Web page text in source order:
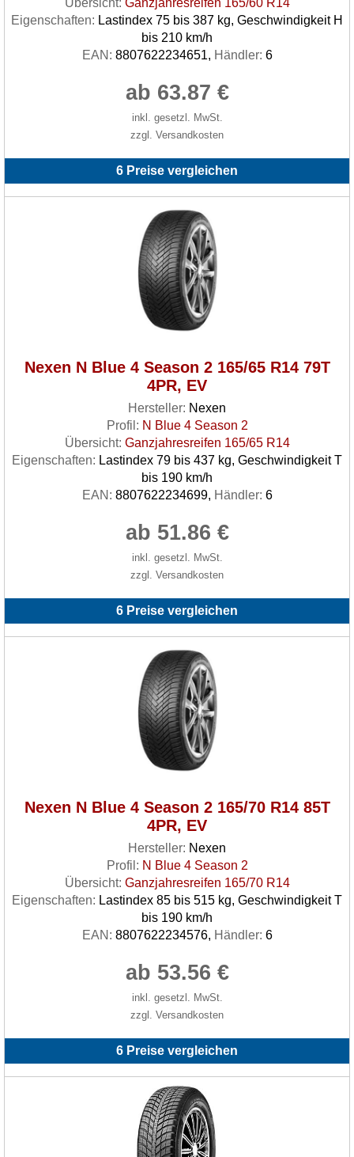
Übersicht: Ganzjahresreifen 165/60 R14
Eigenschaften: Lastindex 75 bis 387 kg, Geschwindigkeit H
bis 210 km/h
EAN: 8807622234651, Händler: 6
ab 63.87 €
inkl. gesetzl. MwSt.
zzgl. Versandkosten
6 Preise vergleichen
Nexen N Blue 4 Season 2 165/65 R14 79T
4PR, EV
Hersteller: Nexen
Profil: N Blue 4 Season 2
Übersicht: Ganzjahresreifen 165/65 R14
Eigenschaften: Lastindex 79 bis 437 kg, Geschwindigkeit T
bis 190 km/h
EAN: 8807622234699, Händler: 6
ab 51.86 €
inkl. gesetzl. MwSt.
zzgl. Versandkosten
6 Preise vergleichen
Nexen N Blue 4 Season 2 165/70 R14 85T
4PR, EV
Hersteller: Nexen
Profil: N Blue 4 Season 2
Übersicht: Ganzjahresreifen 165/70 R14
Eigenschaften: Lastindex 85 bis 515 kg, Geschwindigkeit T
bis 190 km/h
EAN: 8807622234576, Händler: 6
ab 53.56 €
inkl. gesetzl. MwSt.
zzgl. Versandkosten
6 Preise vergleichen